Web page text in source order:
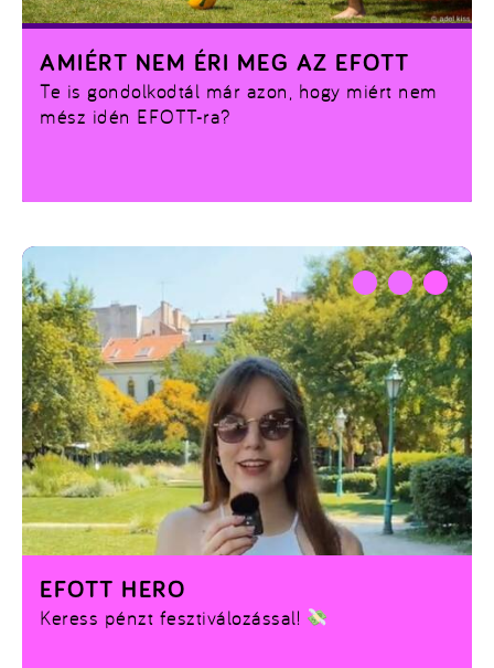
Te is gondolkodtál már azon, hogy miért nem
mész idén EFOTT-ra?
AMIÉRT NEM ÉRI MEG AZ EFOTT
Keress pénzt fesztiválozással!
EFOTT HERO